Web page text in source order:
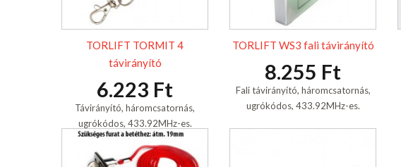
TORLIFT TORMIT 4
távirányító
6.223 Ft
Távirányító, háromcsatornás,
ugrókódos, 433.92MHz-es.
TORLIFT WS3 fali távirányító
8.255 Ft
Fali távirányító, háromcsatornás,
ugrókódos, 433.92MHz-es.